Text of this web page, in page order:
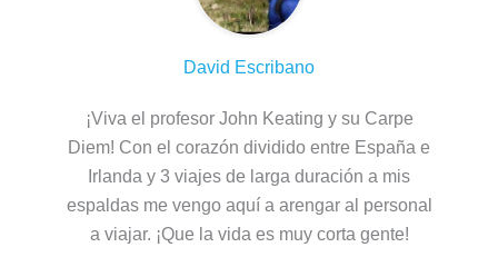
David Escribano
¡Viva el profesor John Keating y su Carpe
Diem! Con el corazón dividido entre España e
Irlanda y 3 viajes de larga duración a mis
espaldas me vengo aquí a arengar al personal
a viajar. ¡Que la vida es muy corta gente!